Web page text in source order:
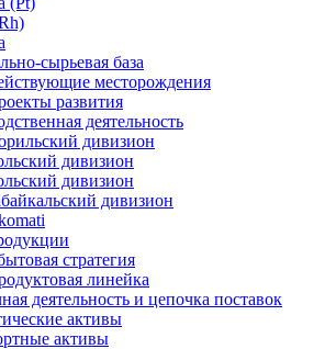
сырьевая база
месторождения
развития
деятельность
дивизион
дивизион
дивизион
дивизион
стратегия
линейка
деятельность и цепочка поставок
активы
активы